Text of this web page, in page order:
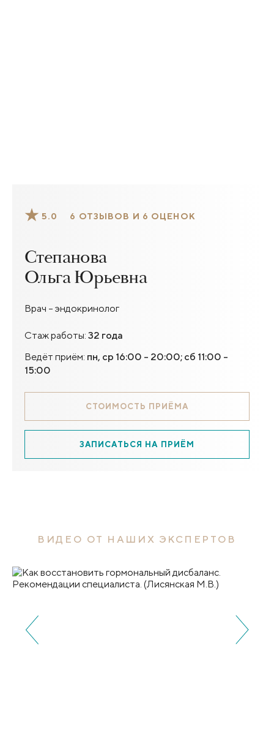
5.0 6 ОТЗЫВОВ И 6 ОЦЕНОК
Степанова
Ольга Юрьевна
Врач – эндокринолог
Стаж работы: 32 года
Ведёт приём: пн, ср 16:00 - 20:00; сб 11:00 -
15:00
СТОИМОСТЬ ПРИЁМА
ЗАПИСАТЬСЯ НА ПРИЁМ
ВИДЕО ОТ НАШИХ ЭКСПЕРТОВ